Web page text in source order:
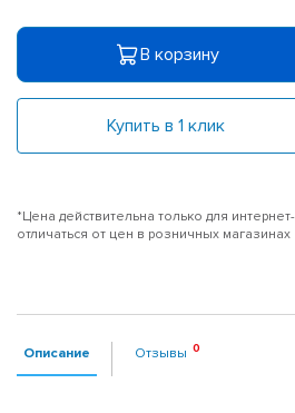
В корзину
Купить в 1 клик
*Цена действительна только для
отличаться от цен в розничных магазинах
Описание Отзывы